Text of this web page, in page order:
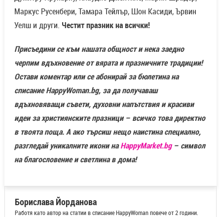
Маркус Русенбери, Тамара Тейлър, Шон Касиди, Ървин
Уелш и други. Честит празник на всички!
Присъедини се към нашата общност и нека заедно
черпим вдъхновение от вярата и празничните традиции!
Остави коментар или се абонирай за бюлетина на
списание HappyWoman.bg, за да получаваш
вдъхновяващи съвети, духовни напътствия и красиви
идеи за християнските празници – всичко това директно
в твоята поща. А ако търсиш нещо наистина специално,
разгледай уникалните икони наHappyMarket.bg– символ
на благословение и светлина в дома!
Борислава Йорданова
Работя като автор на статии в списание HappyWoman повече от 2 години.